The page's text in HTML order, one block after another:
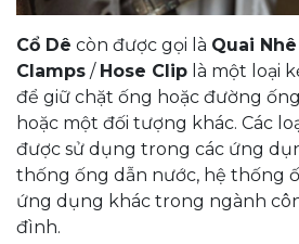
Cổ Dê còn được gọi là Quai Nhê
Clamps / Hose Clip là một loại
để giữ chặt ống hoặc đường
hoặc một đối tượng khác. Các
được sử dụng trong các ứng
thống ống dẫn nước, hệ thống
ứng dụng khác trong ngành
đình.